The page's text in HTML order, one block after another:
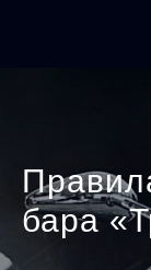
бара